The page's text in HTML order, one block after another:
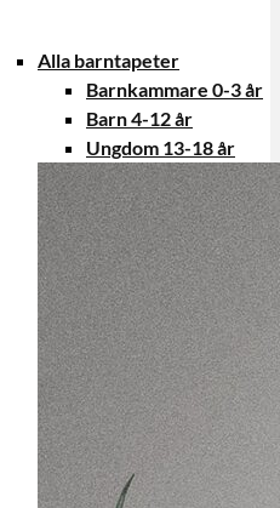
Alla barntapeter
Barnkammare 0-3 år
Barn 4-12 år
Ungdom 13-18 år